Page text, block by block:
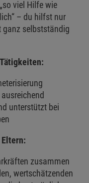
viel Hilfe wie
– du hilfst nur
ganz selbstständig
unterstützt bei
zusammen
wertschätzenden